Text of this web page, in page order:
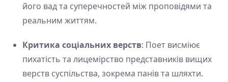
його вад та суперечностей між проповідями та
реальним життям.
Критика соціальних верств: Поет висміює
пихатість та лицемірство представників вищих
верств суспільства, зокрема панів та шляхти.